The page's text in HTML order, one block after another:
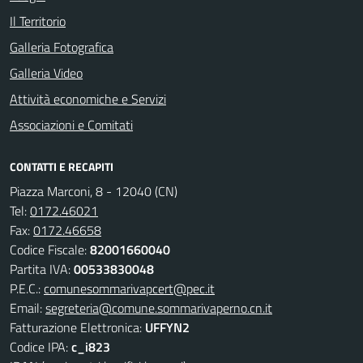
Il Territorio
Galleria Fotografica
Galleria Video
Attività economiche e Servizi
Associazioni e Comitati
CONTATTI E RECAPITI
Piazza Marconi, 8 - 12040 (CN)
Tel:0172.46021
Fax:0172.46658
Codice Fiscale:82001660040
Partita IVA:00533830048
P.E.C.:comunesommarivapcert@pec.it
Email:segreteria@comune.sommarivaperno.cn.it
Fatturazione Elettronica: UFFYN2
Codice IPA:c_i823